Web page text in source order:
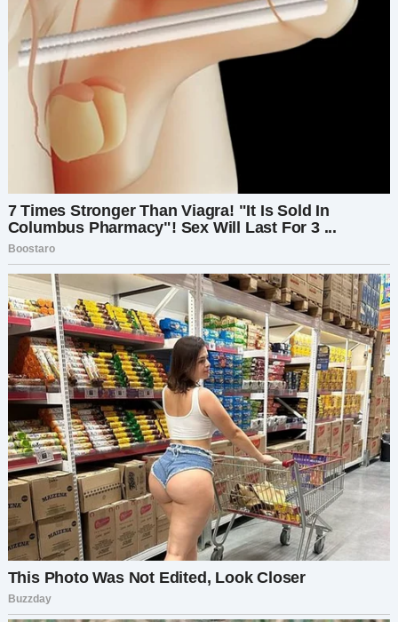
Я глубоко вдохнула и мило улыбнулась.
— Ты прав, — сказала я сладко. — Кстати, когда
следующий платёж?
Его лоб нахмурился:
— Какой ещё платёж?
Я расплылась в улыбке:
— Платёж по кредитной карте, на которую я
вносила свою половину.
Лицо Артёма побледнело. Он открыл рот,
чтобы что-то сказать, но не смог вымолвить ни
слова. Я видела, как в его голове бешено
закрутились шестерёнки, когда он понял, к чему
я клоню. Все эти три года мои платежи? Они не
шли напрямую с моего банковского счёта. Я всё
оплачивала с кредитной карты — о которой он
даже не знал.
— Ты… что? — наконец заикаясь, выдавил он.
Я пожала плечами, всё так же улыбаясь:
— Раз мы делили выплаты, я выбрала свой
способ. А раз уж ты решил, что машина — только
твоя, чтобы раздавать её кому захочешь,